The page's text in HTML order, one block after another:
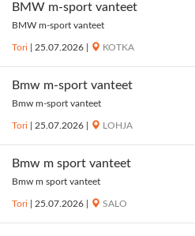
BMW m-sport vanteet
BMW m-sport vanteet
Tori 25.07.2026 KOTKA
Bmw m-sport vanteet
Bmw m-sport vanteet
Tori 25.07.2026 LOHJA
Bmw m sport vanteet
Bmw m sport vanteet
Tori 25.07.2026 SALO